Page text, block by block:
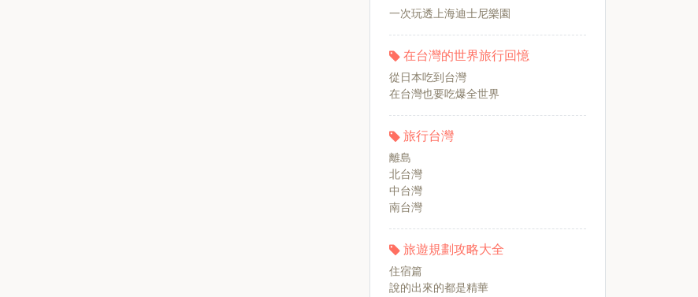
一次玩透上海迪士尼樂園
在台灣的世界旅行回憶
從日本吃到台灣
在台灣也要吃爆全世界
旅行台灣
離島
北台灣
中台灣
南台灣
旅遊規劃攻略大全
住宿篇
說的出來的都是精華